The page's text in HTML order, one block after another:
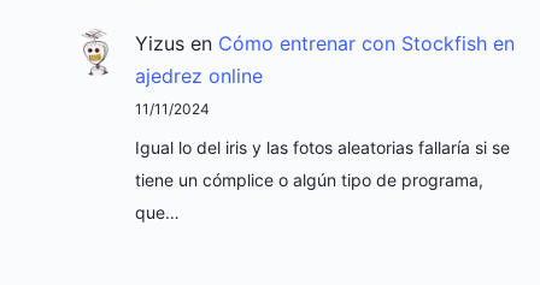
Yizus en Cómo entrenar con Stockfish en
ajedrez online
11/11/2024
Igual lo del iris y las fotos aleatorias fallaría si se
tiene un cómplice o algún tipo de programa,
que…